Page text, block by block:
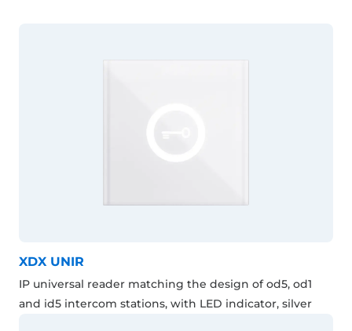
XDX UNIR
IP universal reader matching the design of od5, od1
and id5 intercom stations, with LED indicator, silver